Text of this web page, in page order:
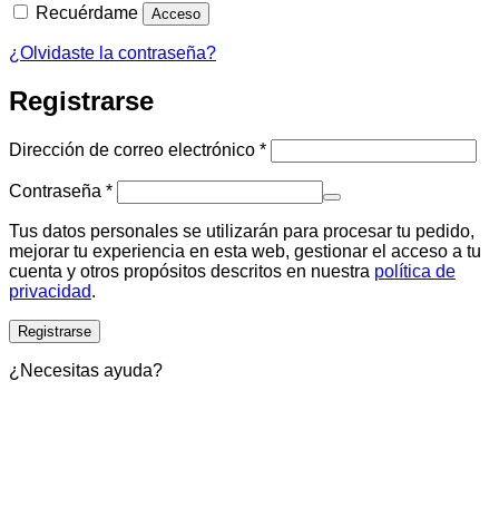
Recuérdame Acceso
¿Olvidaste la contraseña?
Registrarse
Dirección de correo electrónico *Obligatorio
Contraseña *Obligatorio
Tus datos personales se utilizarán para procesar tu pedido,
mejorar tu experiencia en esta web, gestionar el acceso a tu
cuenta y otros propósitos descritos en nuestra política de
privacidad.
Registrarse
¿Necesitas ayuda?